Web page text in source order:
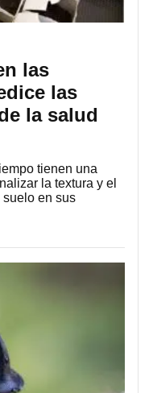
las
las
la salud
tienen una
la textura y el
en sus